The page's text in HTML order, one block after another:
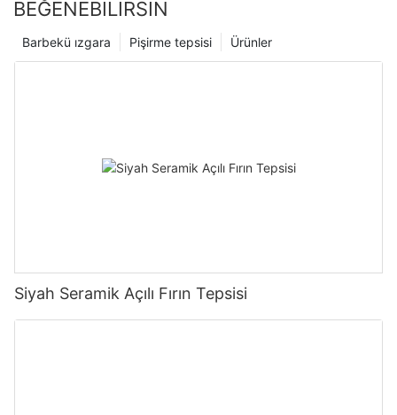
BEĞENEBILIRSIN
Ürünler
Pişirme tepsisi
Barbekü ızgara
Siyah Seramik Açılı Fırın Tepsisi